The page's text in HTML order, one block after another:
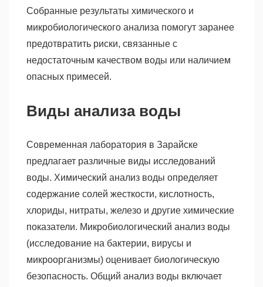
Собранные результаты химического и
микробиологического анализа помогут заранее
предотвратить риски, связанные с
недостаточным качеством воды или наличием
опасных примесей.
Виды анализа воды
Современная лаборатория в Зарайске
предлагает различные виды исследований
воды. Химический анализ воды определяет
содержание солей жесткости, кислотность,
хлориды, нитраты, железо и другие химические
показатели. Микробиологический анализ воды
(исследование на бактерии, вирусы и
микроорганизмы) оценивает биологическую
безопасность. Общий анализ воды включает